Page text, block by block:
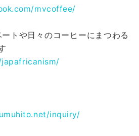
mvcoffee/
トや日々のコーヒーにまつわる
inquiry/